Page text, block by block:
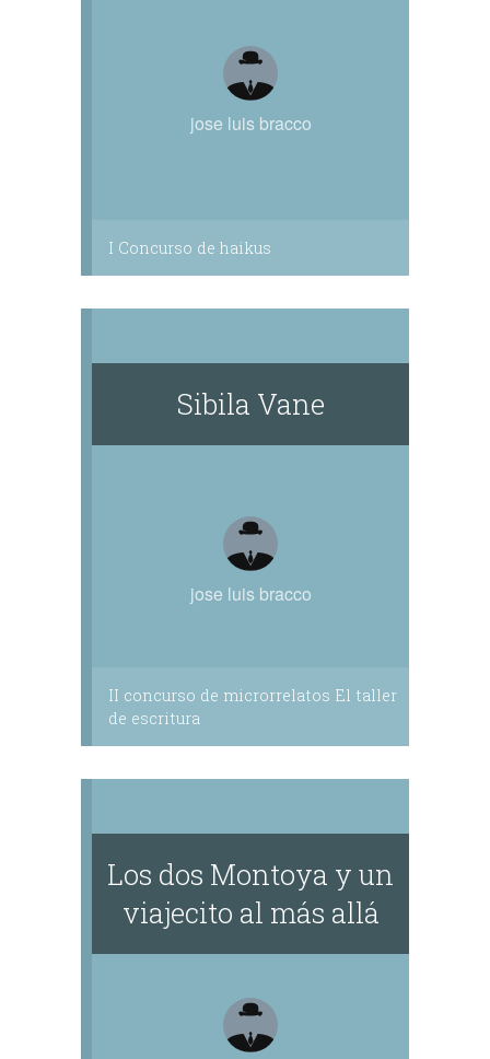
jose luis bracco
I Concurso de haikus
Sibila Vane
jose luis bracco
II concurso de microrrelatos El taller
de escritura
Los dos Montoya y un
viajecito al más allá